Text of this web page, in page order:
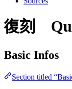
復刻
Basic Infos
Section titled